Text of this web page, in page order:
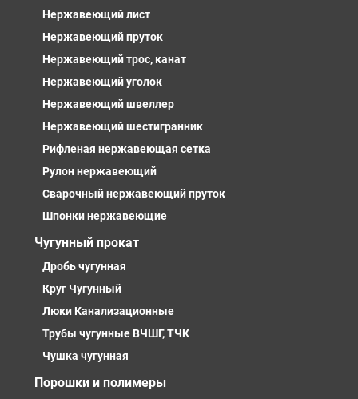
Нержавеющий лист
Нержавеющий пруток
Нержавеющий трос, канат
Нержавеющий уголок
Нержавеющий швеллер
Нержавеющий шестигранник
Рифленая нержавеющая сетка
Рулон нержавеющий
Сварочный нержавеющий пруток
Шпонки нержавеющие
Чугунный прокат
Дробь чугунная
Круг Чугунный
Люки Канализационные
Трубы чугунные ВЧШГ, ТЧК
Чушка чугунная
Порошки и полимеры